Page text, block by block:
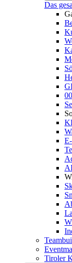
Das
Tiroler